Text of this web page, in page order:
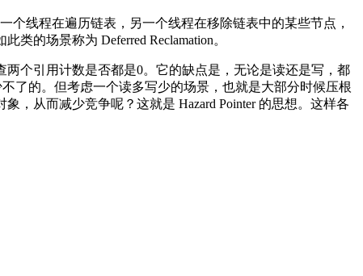
个线程在遍历链表，另一个线程在移除链表中的某些节点，
的场景称为 Deferred Reclamation。
个引用计数是否都是0。它的缺点是，无论是读还是写，都
了的。但考虑一个读多写少的场景，也就是大部分时候压根
，从而减少竞争呢？这就是 Hazard Pointer 的思想。这样各